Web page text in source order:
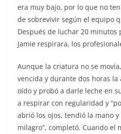
era muy bajo, por lo que no
de sobrevivir según el equipo
Después de luchar 20 minutos
Jamie respirara, los
Aunque la criatura no se
vencida y durante dos horas
oído y probó a darle leche en
a respirar con regularidad y
abrió los ojos, tendió la mano
milagro”, completó. Cuando el